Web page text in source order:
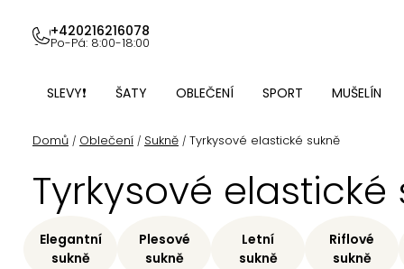
obsah
+420216216078
Po-Pá: 8:00-18:00
SLEVY❗ ŠATY OBLEČENÍ SPORT MUŠELÍN
Domů / Oblečení / Sukně / Tyrkysové elastické sukně
Tyrkysové elastické
Elegantní
sukně
Plesové
sukně
Letní
sukně
Riflové
sukně